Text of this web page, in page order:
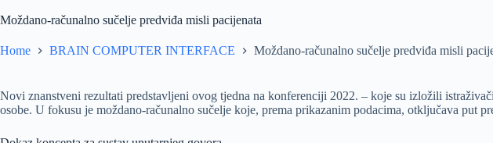
Moždano-računalno sučelje predviđa misli pacijenata
Home BRAIN COMPUTER INTERFACE Moždano-računalno sučelje predviđa misli
Novi znanstveni rezultati predstavljeni ovog tjedna na konferenciji 2022. – koje su izložili
osobe. U fokusu je moždano-računalno sučelje koje, prema prikazanim podacima, otključava put